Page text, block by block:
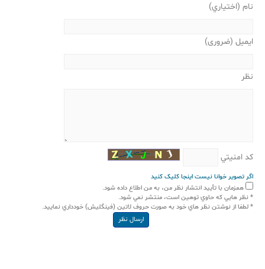
نام (اختياري)
ايميل (ضروری)
نظر
كد امنيتي
اگر تصوير خوانا نيست اينجا کليک کنيد
همزمان با تأييد انتشار نظر من، به من اطلاع داده شود.
* نظر هايي كه حاوي توهين است، منتشر نمي شود.
* لطفا از نوشتن نظر هاي خود به صورت حروف لاتين (فينگليش) خودداري نماييد.
ارسال نظر